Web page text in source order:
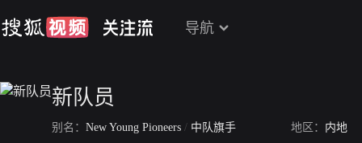
导航
新队员
别名： New Young Pioneers / 中队旗手 地区： 内地